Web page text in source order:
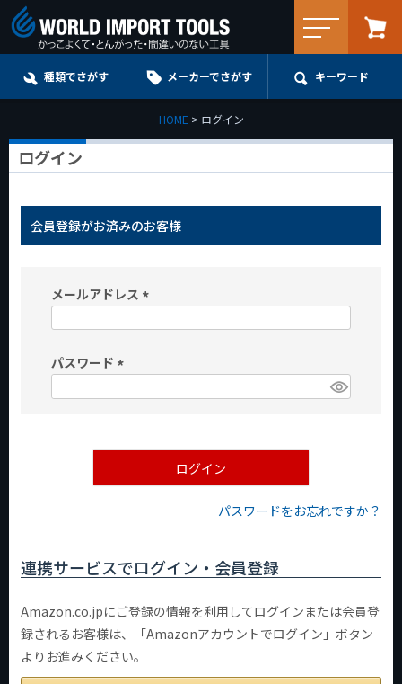
種類でさがす メーカーでさがす キーワード
HOME ログイン
ログイン
会員登録がお済みのお客様
メールアドレス
パスワード
)
ログイン
パスワードをお忘れですか？
連携サービスでログイン・会員登録
Amazon.co.jpにご登録の情報を利用してログインまたは会員登
録されるお客様は、「Amazonアカウントでログイン」ボタン
よりお進みください。